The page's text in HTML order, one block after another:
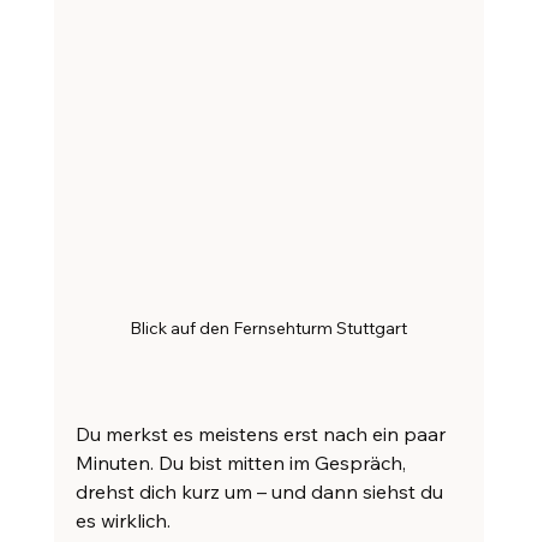
Blick auf den Fernsehturm Stuttgart
Du merkst es meistens erst nach ein paar
Minuten. Du bist mitten im Gespräch,
drehst dich kurz um – und dann siehst du
es wirklich.